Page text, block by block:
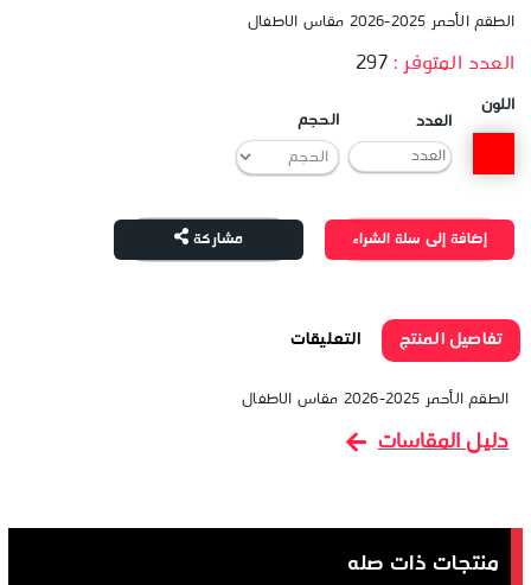
الطقم الأحمر 2025-2026 مقاس الاطفال
العدد المتوفر :297
اللون
العدد الحجم
إضافة إلى سلة الشراء مشاركة
تفاصيل المنتج التعليقات
الطقم الأحمر 2025-2026 مقاس الاطفال
دليل المقاسات
منتجات ذات صله